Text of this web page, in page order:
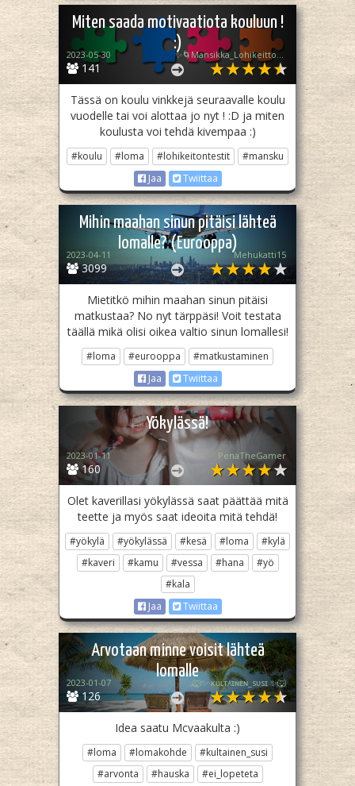
Miten saada motivaatiota kouluun !
:)
141
2023-05-30 ✨🌀Mansikka_Lohikeitto⭐💤
Tässä on koulu vinkkejä seuraavalle koulu
vuodelle tai voi alottaa jo nyt ! :D ja miten
koulusta voi tehdä kivempaa :)
#koulu #loma #lohikeitontestit
#mansku
Jaa
Twiittaa
Mihin maahan sinun pitäisi lähteä
lomalle? (Eurooppa)
3099
2023-04-11 Mehukatti15
Mietitkö mihin maahan sinun pitäisi
matkustaa? No nyt tärppäsi! Voit testata
täällä mikä olisi oikea valtio sinun lomallesi!
#loma #eurooppa
#matkustaminen
Jaa
Twiittaa
Yökylässä!
160
2023-01-11 PenaTheGamer
Olet kaverillasi yökylässä saat päättää mitä
teette ja myös saat ideoita mitä tehdä!
#yökylä #yökylässä #kesä #loma
#kylä
#kaveri
#kamu #vessa #hana
#yö
#kala
Jaa
Twiittaa
Arvotaan minne voisit lähteä
lomalle
126
2023-01-07 🐺✨ ᴋᴜʟᴛᴀɪɴᴇɴ_sᴜsɪ ✨🐺
Idea saatu Mcvaakulta :)
#loma #lomakohde
#kultainen_susi
#arvonta
#hauska
#ei_lopeteta